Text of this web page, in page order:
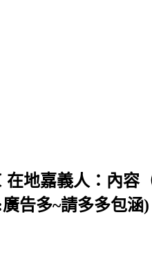
地嘉義人：內容
告多~請多多包涵)